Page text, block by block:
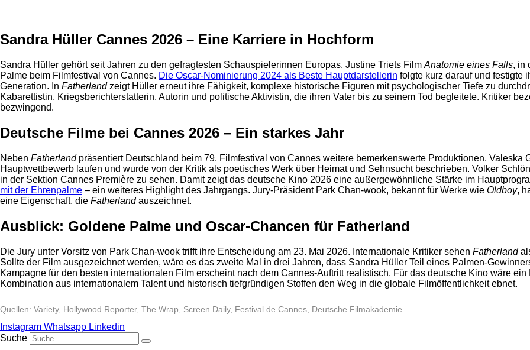
Sandra Hüller Cannes 2026 – Eine Karriere in Hochform
Sandra Hüller gehört seit Jahren zu den gefragtesten Schauspielerinnen Europas. Justine Triets Film Anatomie eines Falls, in
Palme beim Filmfestival von Cannes. Die Oscar-Nominierung 2024 als Beste Hauptdarstellerin folgte kurz darauf und festigte
Generation. In Fatherlandzeigt Hüller erneut ihre Fähigkeit, komplexe historische Figuren mit psychologischer Tiefe zu
Kabarettistin, Kriegsberichterstatterin, Autorin und politische Aktivistin, die ihren Vater bis zu seinem Tod begleitete. Kritiker
bezwingend.
Deutsche Filme bei Cannes 2026 – Ein starkes Jahr
Neben Fatherlandpräsentiert Deutschland beim 79. Filmfestival von Cannes weitere bemerkenswerte Produktionen. Valeska
Hauptwettbewerb laufen und wurde von der Kritik als poetisches Werk über Heimat und Sehnsucht beschrieben. Volker
in der Sektion Cannes Première zu sehen. Damit zeigt das deutsche Kino 2026 eine außergewöhnliche Stärke im
mit der Ehrenpalme – ein weiteres Highlight des Jahrgangs. Jury-Präsident Park Chan-wook, bekannt für Werke wie Oldboy,
eine Eigenschaft, die Fatherlandauszeichnet.
Ausblick: Goldene Palme und Oscar-Chancen für Fatherland
Die Jury unter Vorsitz von Park Chan-wook trifft ihre Entscheidung am 23. Mai 2026. Internationale Kritiker sehen Fatherland
Sollte der Film ausgezeichnet werden, wäre es das zweite Mal in drei Jahren, dass Sandra Hüller Teil eines Palmen-
Kampagne für den besten internationalen Film erscheint nach dem Cannes-Auftritt realistisch. Für das deutsche Kino wäre
Kombination aus internationalem Talent und historisch tiefgründigen Stoffen den Weg in die globale Filmöffentlichkeit ebnet.
Quellen: Variety, Hollywood Reporter, The Wrap, Screen Daily, Festival de Cannes, Deutsche Filmakademie
Instagram Whatsapp Linkedin
Suche
2